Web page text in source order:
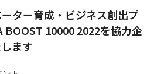
ター育成・ビジネス創出プ
BOOST 10000 2022を協力企
ます